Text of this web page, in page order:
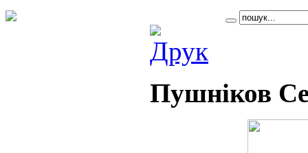
Пушніков